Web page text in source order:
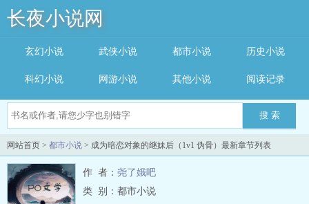
长夜小说网
搜 索
玄幻小说 武侠小说 都市小说 历史小说
科幻小说 网游小说 其他小说 阅读记录
网站首页 > 都市小说 > 成为暗恋对象的继妹后（1v1 伪骨）最新章节列表
作 者： 尧了娥吧
类 别：都市小说